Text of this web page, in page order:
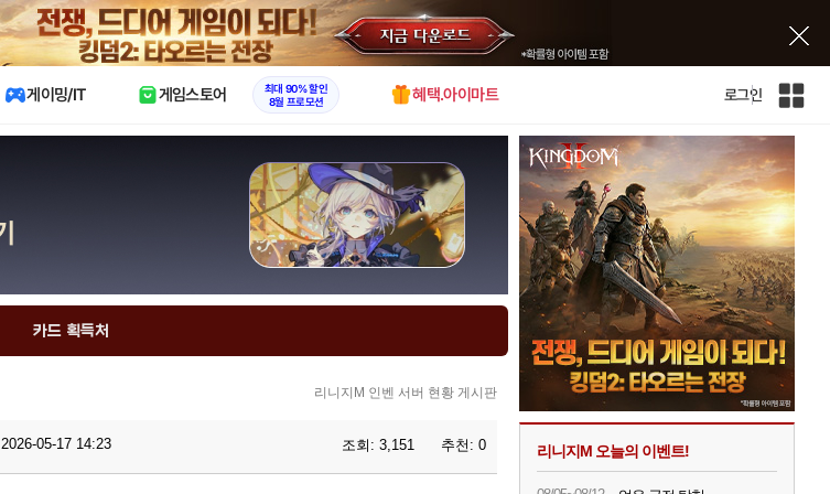
X
게이밍/IT 게임스토어
최대 90% 할인
8월 프로모션
혜택.아이마트 로그인
인
사
이
트
맵
카드 획득처
리니지M 인벤 서버 현황 게시판
2026-05-17 14:23 조회: 3,151 추천: 0 리니지M 오늘의 이벤트!